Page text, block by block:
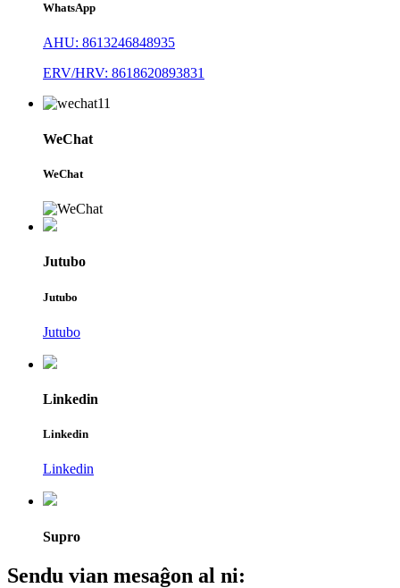
WhatsApp
AHU: 8613246848935
ERV/HRV: 8618620893831
WeChat
WeChat
Jutubo
Jutubo
Jutubo
Linkedin
Linkedin
Linkedin
Supro
Sendu vian mesaĝon al ni: